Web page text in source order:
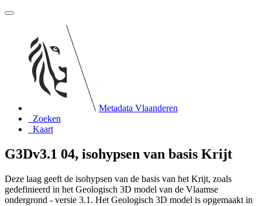
Metadata Vlaanderen
Zoeken
Kaart
G3Dv3.1 04, isohypsen van basis Krijt
Deze laag geeft de isohypsen van de basis van het Krijt, zoals
gedefinieerd in het Geologisch 3D model van de Vlaamse
ondergrond - versie 3.1. Het Geologisch 3D model is opgemaakt in